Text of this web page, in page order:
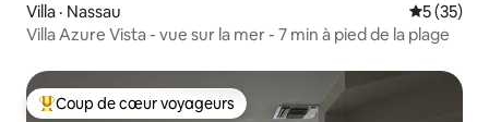
Villa · Nassau Note
5 (35)
Villa Azure Vista - vue sur la mer - 7 min à pied de la plage
Coup de cœur voyageurs parmi les plus aimés
Coup de cœur voyageurs